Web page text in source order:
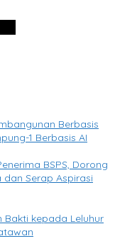
Berbasis
1 Berbasis AI
BSPS, Dorong
Serap Aspirasi
Bakti kepada Leluhur